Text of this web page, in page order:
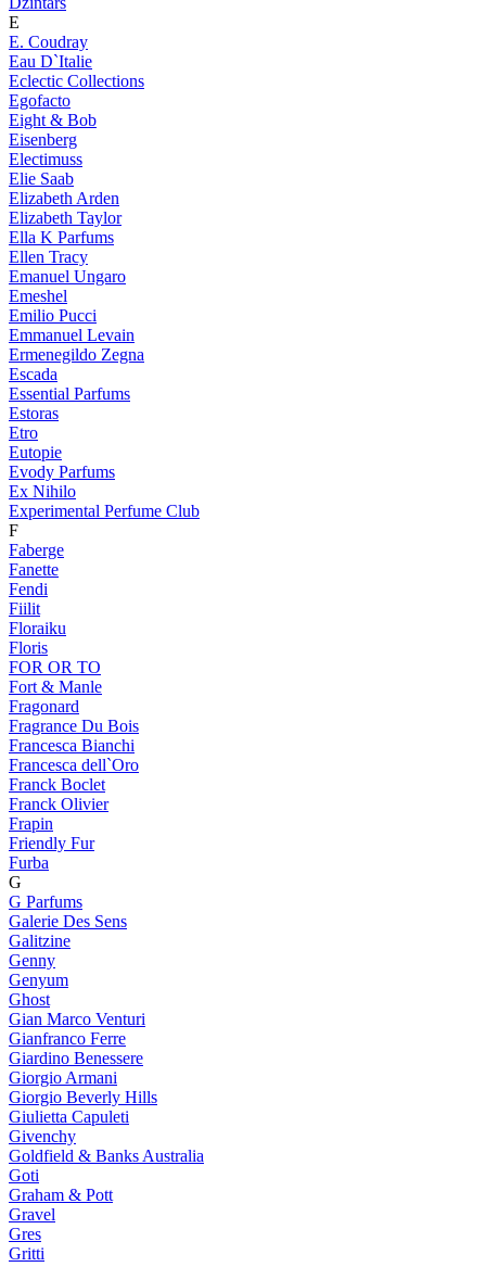
E
E. Coudray
Eau D`Italie
Eclectic Collections
Egofacto
Eight & Bob
Eisenberg
Electimuss
Elie Saab
Elizabeth Arden
Elizabeth Taylor
Ella K Parfums
Ellen Tracy
Emanuel Ungaro
Emeshel
Emilio Pucci
Emmanuel Levain
Ermenegildo Zegna
Escada
Essential Parfums
Estoras
Etro
Eutopie
Evody Parfums
Ex Nihilo
Experimental Perfume Club
F
Faberge
Fanette
Fendi
Fiilit
Floraiku
Floris
FOR OR TO
Fort & Manle
Fragonard
Fragrance Du Bois
Francesca Bianchi
Francesca dell`Oro
Franck Boclet
Franck Olivier
Frapin
Friendly Fur
Furba
G
G Parfums
Galerie Des Sens
Galitzine
Genny
Genyum
Ghost
Gian Marco Venturi
Gianfranco Ferre
Giardino Benessere
Giorgio Armani
Giorgio Beverly Hills
Giulietta Capuleti
Givenchy
Goldfield & Banks Australia
Goti
Graham & Pott
Gravel
Gres
Gritti